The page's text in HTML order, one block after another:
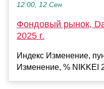
12:00, 12 Сен
Фондовый рынок,
2025 г.
Индекс Изменение,
Изменение, % NIKKEI